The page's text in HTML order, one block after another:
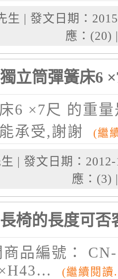
生 | 發文日期：
應：(20)
筒彈簧床6
6 ×7尺 的重
承受,謝謝
(繼
| 發文日期：
應：(3)
的長度可否
品編號：
(繼續閱